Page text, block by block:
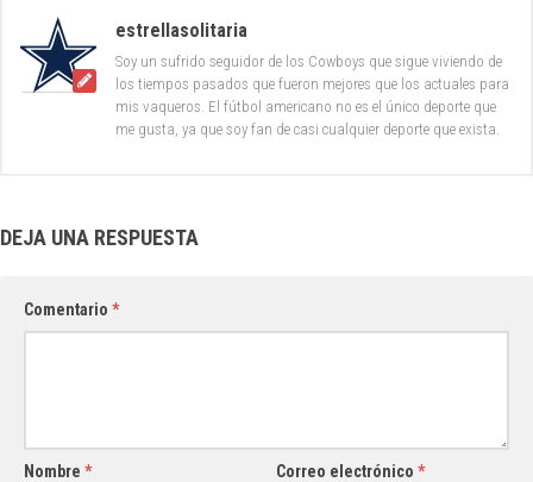
estrellasolitaria
Soy un sufrido seguidor de los Cowboys que sigue viviendo de
los tiempos pasados que fueron mejores que los actuales para
mis vaqueros. El fútbol americano no es el único deporte que
me gusta, ya que soy fan de casi cualquier deporte que exista.
DEJA UNA RESPUESTA
Comentario *
Nombre * Correo electrónico*